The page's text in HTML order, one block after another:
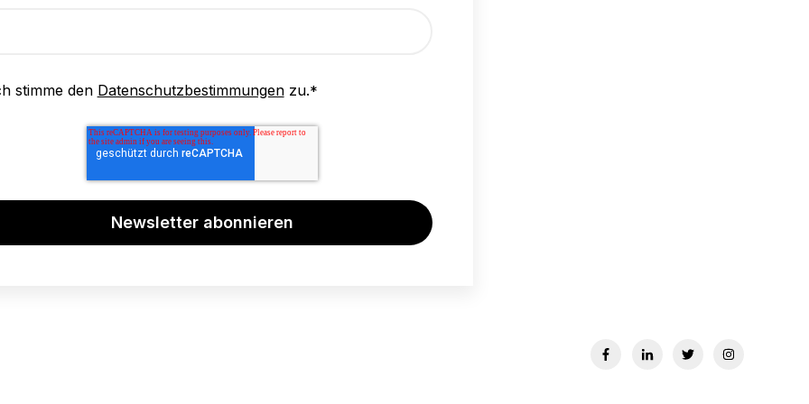
stimme den Datenschutzbestimmungenzu.*